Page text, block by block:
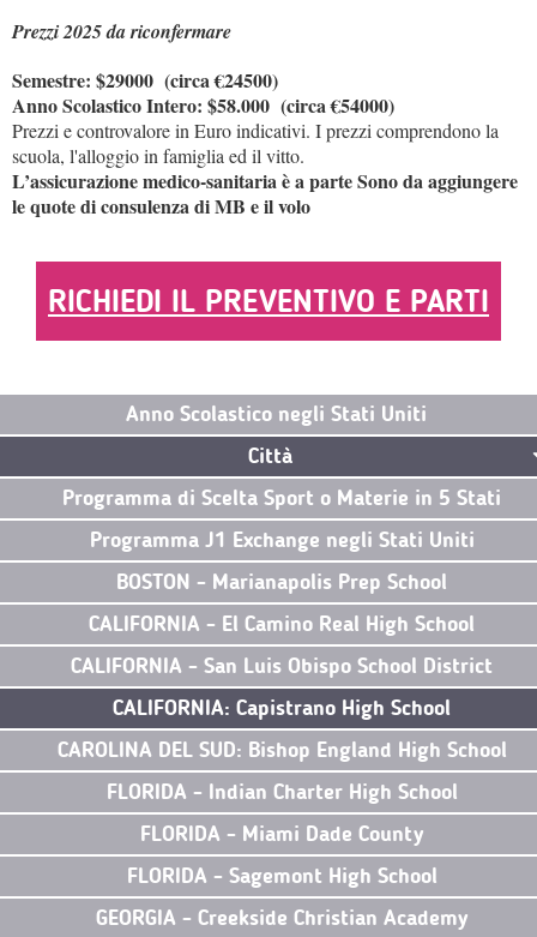
Prezzi 2025 da riconfermare
Semestre: $29000 (circa €24500)
Anno Scolastico Intero: $58.000 (circa €54000)
Prezzi e controvalore in Euro indicativi. I prezzi comprendono la
scuola, l'alloggio in famiglia ed il vitto.
L’assicurazione medico-sanitaria è a parte Sono da aggiungere
le quote di consulenza di MB e il volo
RICHIEDI IL PREVENTIVO E PARTI
Anno Scolastico negli Stati Uniti
Città
Programma di Scelta Sport o Materie in 5 Stati
Programma J1 Exchange negli Stati Uniti
BOSTON - Marianapolis Prep School
CALIFORNIA - El Camino Real High School
CALIFORNIA - San Luis Obispo School District
CALIFORNIA: Capistrano High School
CAROLINA DEL SUD: Bishop England High School
FLORIDA - Indian Charter High School
FLORIDA - Miami Dade County
FLORIDA - Sagemont High School
GEORGIA - Creekside Christian Academy